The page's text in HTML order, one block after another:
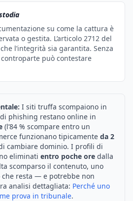
su come la cattura è
o gestita. L’articolo 2712 del
l’integrità sia garantita. Senza
può contestare
I siti truffa scompaiono in
phishing restano online in
(l’84 % scompare entro un
funzionano tipicamente da 2
cambiare dominio. I profili di
eliminati entro poche ore dalla
scomparso il contenuto, uno
resta — e potrebbe non
analisi dettagliata: Perché uno
prova in tribunale.